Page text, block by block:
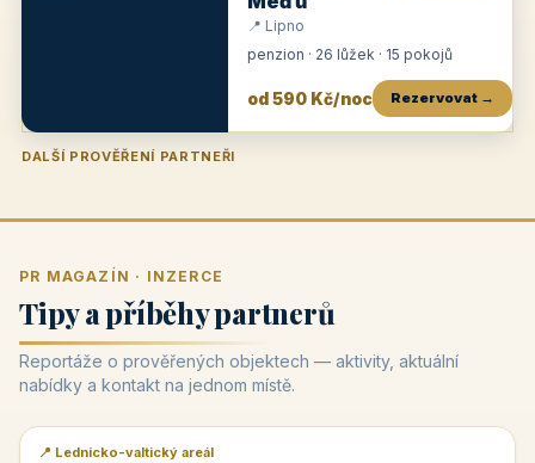
📍 Lipno
penzion · 26 lůžek · 15 pokojů
od 590 Kč/noc Rezervovat →
DALŠÍ PROVĚŘENÍ PARTNEŘI
Penzion U Zámku Pension Faber
PR MAGAZÍN · INZERCE
Tipy a příběhy partnerů
Reportáže o prověřených objektech — aktivity, aktuální
nabídky a kontakt na jednom místě.
📰 PR článek
📍 Lednicko-valtický areál